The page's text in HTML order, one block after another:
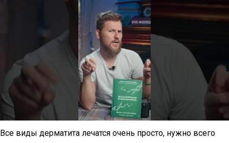
Все виды дерматита лечатся очень просто, нужно всего